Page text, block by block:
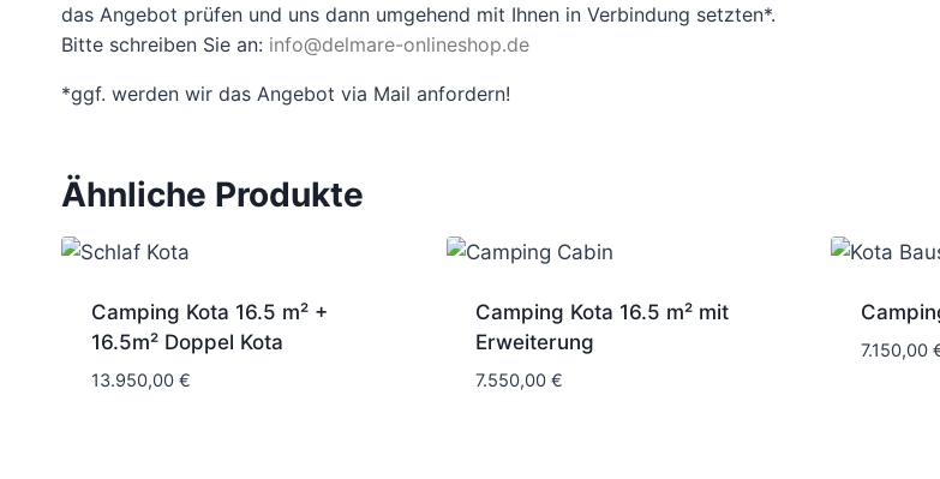
das Angebot prüfen und uns dann umgehend mit Ihnen in Verbindung setzten*.
Bitte schreiben Sie an: info@delmare-onlineshop.de
*ggf. werden wir das Angebot via Mail anfordern!
Ähnliche Produkte
Camping Kota 16.5 m² +
16.5m² Doppel Kota
13.950,00 €
Camping Kota 16.5 m² mit
Erweiterung
7.550,00 €
7.150,00